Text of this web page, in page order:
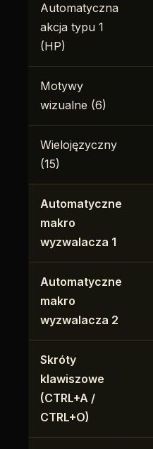
Automatyczna
akcja typu 1
(HP)
Motywy
wizualne (6)
Wielojęzyczny
(15)
Automatyczne
makro
wyzwalacza 1
Automatyczne
makro
wyzwalacza 2
Skróty
klawiszowe
(CTRL+A /
CTRL+O)